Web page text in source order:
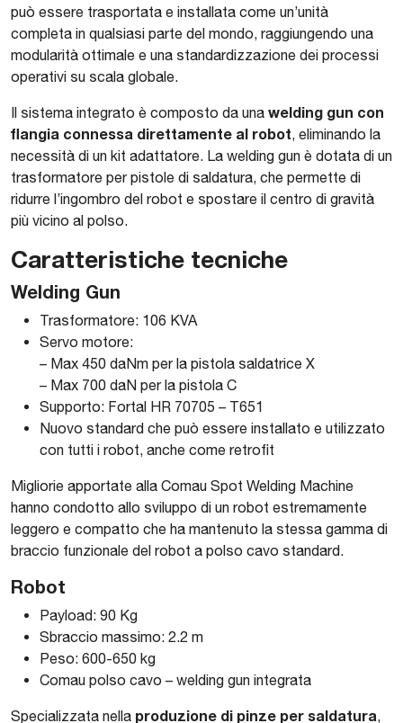
può essere trasportata e installata come un’unità
completa in qualsiasi parte del mondo, raggiungendo una
modularità ottimale e una standardizzazione dei processi
operativi su scala globale.
Il sistema integrato è composto da una welding gun con
flangia connessa direttamente al robot, eliminando la
necessità di un kit adattatore. La welding gun è dotata di un
trasformatore per pistole di saldatura, che permette di
ridurre l’ingombro del robot e spostare il centro di gravità
più vicino al polso.
Caratteristiche tecniche
Welding Gun
Trasformatore: 106 KVA
Servo motore:
– Max 450 daNm per la pistola saldatrice X
– Max 700 daN per la pistola C
Supporto: Fortal HR 70705 – T651
Nuovo standard che può essere installato e utilizzato
con tutti i robot, anche come retrofit
Migliorie apportate alla Comau Spot Welding Machine
hanno condotto allo sviluppo di un robot estremamente
leggero e compatto che ha mantenuto la stessa gamma di
braccio funzionale del robot a polso cavo standard.
Robot
Payload: 90 Kg
Sbraccio massimo: 2.2 m
Peso: 600-650 kg
Comau polso cavo – welding gun integrata
Specializzata nella produzione di pinze per saldatura,